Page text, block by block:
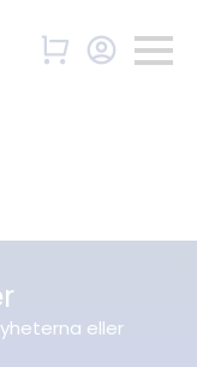
eller